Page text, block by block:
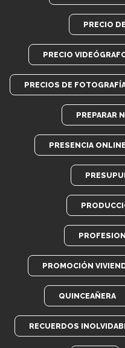
PRECIO
PRECIO
PRECIOS DE
PREPARAR
PRESENCIA ONLINE
PROMOCIÓN
QUINCEAÑERA
RECUERDOS